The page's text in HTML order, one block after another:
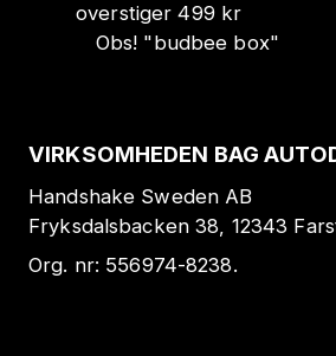
overstiger 499 kr
Obs! "budbee box"
VIRKSOMHEDEN BAG
Handshake Sweden AB
Fryksdalsbacken 38, 12343
Org. nr: 556974-8238.